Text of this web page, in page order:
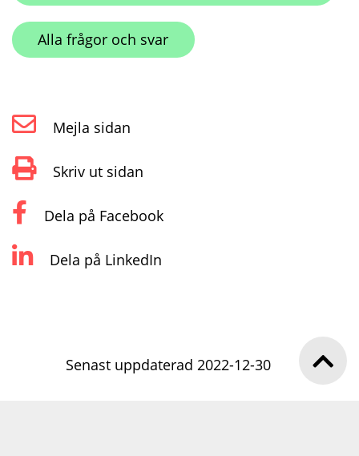
Alla frågor och svar
Mejla sidan
Skriv ut sidan
Dela på Facebook
Dela på LinkedIn
Senast uppdaterad 2022-12-30